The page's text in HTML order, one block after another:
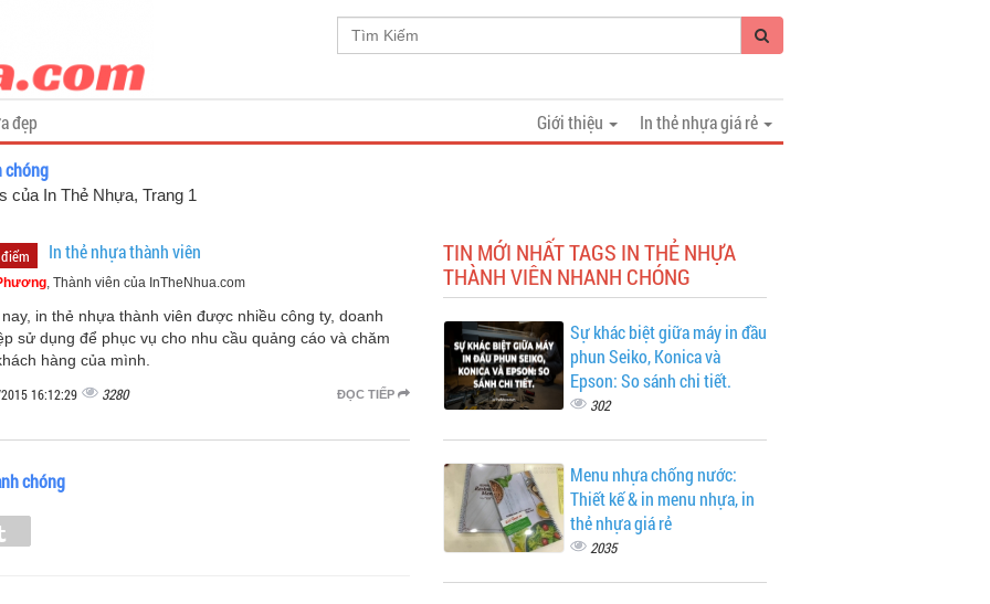
In thẻ nhựa giá rẻ
đẹp
Giới thiệu
chóng
của In Thẻ Nhựa, Trang 1
In thẻ nhựa thành viên
, Thành viên của InTheNhua.com
nay, in thẻ nhựa thành viên được nhiều công ty, doanh
sử dụng để phục vụ cho nhu cầu quảng cáo và chăm
hàng của mình.
ĐỌC TIẾP
16:12:29 3280
chóng
TIN MỚI NHẤT TAGS IN THẺ NHỰA
THÀNH VIÊN NHANH CHÓNG
Sự khác biệt giữa máy in đầu
phun Seiko, Konica và
Epson: So sánh chi tiết.
302
Menu nhựa chống nước:
Thiết kế & in menu nhựa, in
thẻ nhựa giá rẻ
2035